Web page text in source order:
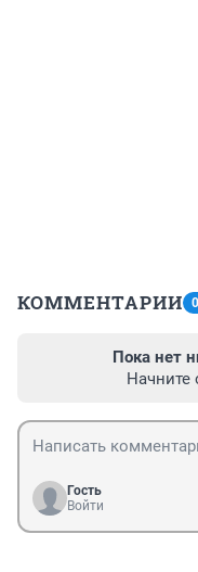
КОММЕНТАРИИ 0
Пока нет
Гость
Войти